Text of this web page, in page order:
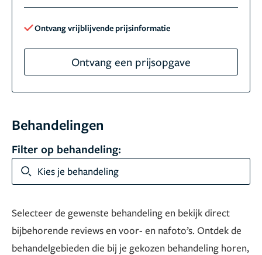
Ontvang vrijblijvende prijsinformatie
Ontvang een prijsopgave
Behandelingen
Filter op behandeling:
Kies je behandeling
Selecteer de gewenste behandeling en bekijk direct
bijbehorende reviews en voor- en nafoto’s. Ontdek de
behandelgebieden die bij je gekozen behandeling horen,